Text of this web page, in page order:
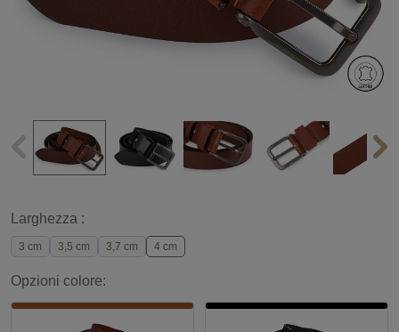
Larghezza :
3 cm 3,5 cm 3,7 cm 4 cm
Opzioni colore: